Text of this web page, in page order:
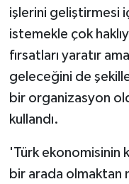
işlerini geliştirmesi
istemekle çok
fırsatları yaratır
geleceğini de
bir organizasyon
kullandı.
'Türk ekonomisinin
bir arada olmaktan